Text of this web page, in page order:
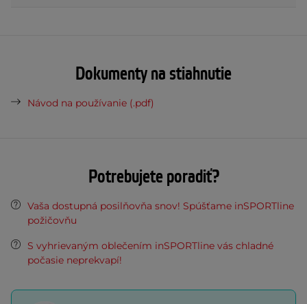
Dokumenty na stiahnutie
Návod na používanie (.pdf)
Potrebujete poradiť?
Vaša dostupná posilňovňa snov! Spúšťame inSPORTline
požičovňu
S vyhrievaným oblečením inSPORTline vás chladné
počasie neprekvapí!